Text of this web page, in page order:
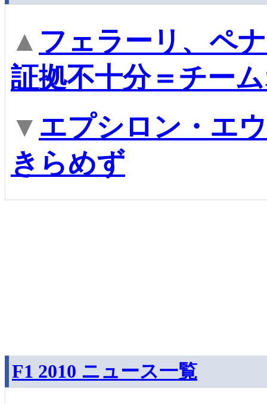
▲ フェラーリ、ペ
証拠不十分＝チー
▼ エプシロン・エ
きらめず
F1 2010 ニュース一覧